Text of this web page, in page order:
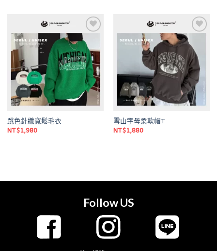
Add to
wishlist
跳色針織寬鬆毛衣
NT$1,980
Add to
wishlist
雪山字母柔軟帽T
NT$1,880
Follow US